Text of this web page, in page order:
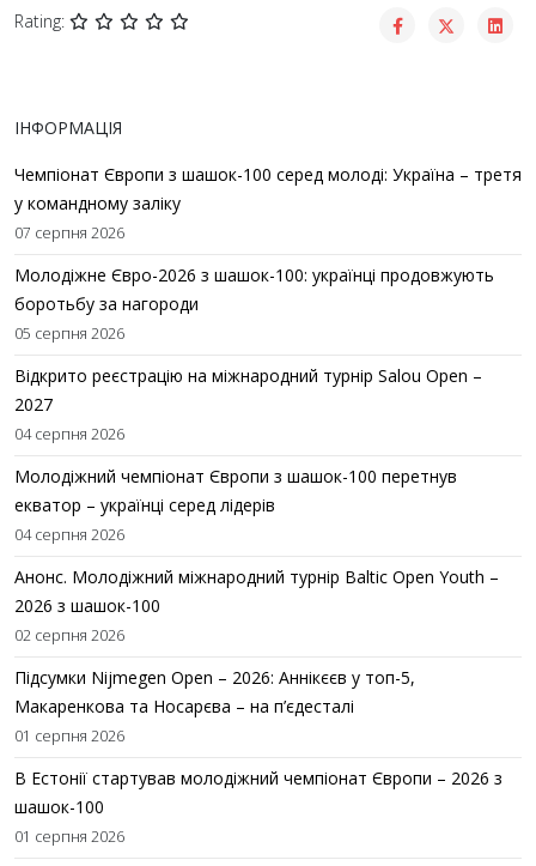
Rating:
ІНФОРМАЦІЯ
Чемпіонат Європи з шашок-100 серед молоді: Україна – третя
у командному заліку
07 серпня 2026
Молодіжне Євро-2026 з шашок-100: українці продовжують
боротьбу за нагороди
05 серпня 2026
Відкрито реєстрацію на міжнародний турнір Salou Open –
2027
04 серпня 2026
Молодіжний чемпіонат Європи з шашок-100 перетнув
екватор – українці серед лідерів
04 серпня 2026
Анонс. Молодіжний міжнародний турнір Baltic Open Youth –
2026 з шашок-100
02 серпня 2026
Підсумки Nijmegen Open – 2026: Аннікєєв у топ-5,
Макаренкова та Носарєва – на п’єдесталі
01 серпня 2026
В Естонії стартував молодіжний чемпіонат Європи – 2026 з
шашок-100
01 серпня 2026